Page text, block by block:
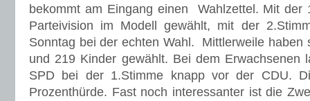
bekommt am Eingang einen Wahlzettel. Mit der
Parteivision im Modell gewählt, mit der
Sonntag bei der echten Wahl. Mittlerweile haben
und 219 Kinder gewählt. Bei dem Erwachsenen
SPD bei der 1.Stimme knapp vor der CDU.
Prozenthürde. Fast noch interessanter ist die